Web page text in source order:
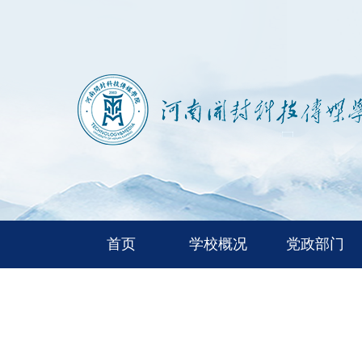
首页 学校概况 党政部门